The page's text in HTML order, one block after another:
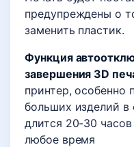
предупреждены о
заменить пластик.
Функция
завершения 3D
принтер, особенно
больших изделий в
длится 20-30
любое время